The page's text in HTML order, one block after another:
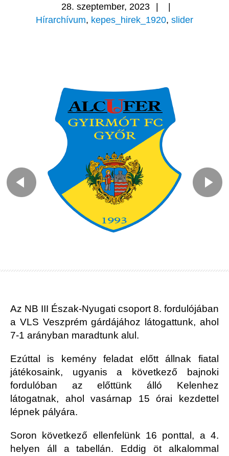
28. szeptember, 2023
Hírarchívum, kepes_hirek_1920, slider
Az NB III Észak-Nyugati csoport 8. fordulójában
a VLS Veszprém gárdájához látogattunk, ahol
7-1 arányban maradtunk alul.
Ezúttal is kemény feladat előtt állnak fiatal
játékosaink, ugyanis a következő bajnoki
fordulóban az előttünk álló Kelenhez
látogatnak, ahol vasárnap 15 órai kezdettel
lépnek pályára.
Soron következő ellenfelünk 16 ponttal, a 4.
helyen áll a tabellán. Eddig öt alkalommal